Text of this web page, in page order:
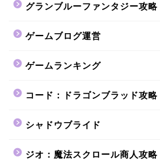
グランブルーファンタジー攻略
ゲームブログ運営
ゲームランキング
コード：ドラゴンブラッド攻略
シャドウブライド
ジオ：魔法スクロール商人攻略